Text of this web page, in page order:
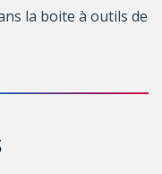
la boite à outils de